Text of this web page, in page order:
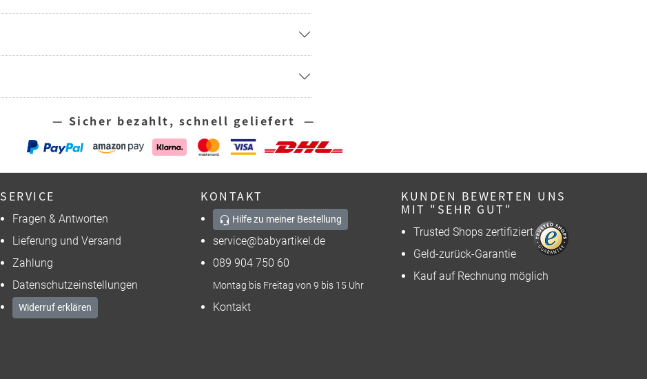
— Sicher bezahlt, schnell geliefert —
SERVICE
Fragen & Antworten
Lieferung und Versand
Zahlung
Datenschutzeinstellungen
Widerruf erklären
KONTAKT
Hilfe zu meiner Bestellung
service@babyartikel.de
089 904 750 60
Montag bis Freitag von 9 bis 15 Uhr
Kontakt
KUNDEN BEWERTEN UNS
MIT "SEHR GUT"
Trusted Shops zertifiziert
Geld-zurück-Garantie
Kauf auf Rechnung möglich